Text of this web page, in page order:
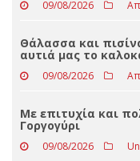
09/08/2026
Μαύρη κωμωδία
Κινηματογράφο
09/08/2026
Θάλασσα και
αυτιά μας το
09/08/2026